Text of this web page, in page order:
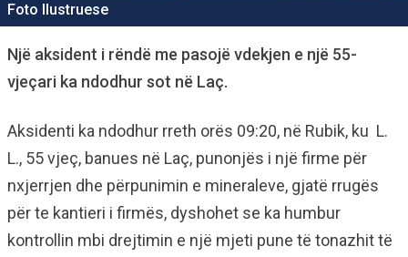
Foto Ilustruese
Një aksident i rëndë me pasojë vdekjen e një 55-
vjeçari ka ndodhur sot në Laç.
Aksidenti ka ndodhur rreth orës 09:20, në Rubik, ku L.
L., 55 vjeç, banues në Laç, punonjës i një firme për
nxjerrjen dhe përpunimin e mineraleve, gjatë rrugës
për te kantieri i firmës, dyshohet se ka humbur
kontrollin mbi drejtimin e një mjeti pune të tonazhit të